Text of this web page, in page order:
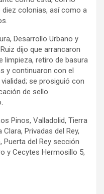
diez colonias, así como a
Desarrollo Urbano y
dijo que arrancaron
limpieza, retiro de basura
y continuaron con el
se prosiguió con
de sello
Pinos, Valladolid, Tierra
Privadas del Rey,
Puerta del Rey sección
y Cecytes Hermosillo 5,